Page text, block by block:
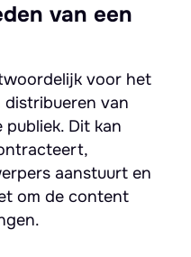
van een
voor het
van
Dit kan
aanstuurt en
om de content